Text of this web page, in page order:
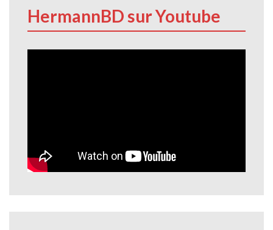
HermannBD sur Youtube